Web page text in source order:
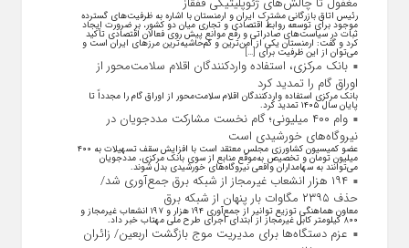
رئیس اتاق بازرگانی مشترک ایران و ارمنستان با اشاره به ظرفیت‌های گسترده
موجود برای توسعه روابط اقتصادی و تجاری میان دو کشور، بر ضرورت ایجاد
ثبات در سیاست‌های صادراتی و رفع موانع پیش روی فعالان اقتصادی تأکید
کرد و گفت: ارمنستان یکی از امن‌ترین و کم‌حاشیه‌ترین مرز‌های ایران است و
می‌توان از این ظرفیت برای […]
بانک مرکزی، استفاده واردکنندگان اقلام سلامت‌محور از
اوراق گام را تمدید کرد
بانک مرکزی استفاده واردکنندگان اقلام سلامت‌محور از اوراق گام را مجدداً تا
پایان سال ۱۴۰۵ تمدید کرد.
وام ۴۰۰ میلیونی؛ گام نخست مشارکت مددجویان در
نیروگاه‌های خورشیدی است
عضو کمیسیون کشاورزی مجلس معتقد است با افزایش سقف تسهیلات به ۴۰۰
میلیون تومان و تخصیص به‌موقع منابع از سوی بانک مرکزی، مددجویان
می‌توانند به سهامداران واقعی نیروگاه‌های خورشیدی بدل شوند.
۱۹۴ هزار انشعاب غیرمجاز از شبکه برق جمع‌آوری شد/
حذف ۲۳۹۵ مگاوات بار پنهان از شبکه برق
معاون هماهنگی توزیع توانیر از جمع‌آوری ۱۹۴ هزار و ۱۹۷ انشعاب غیرمجاز و
۸۰۰ کیلومتر کابل غیرمجاز از ابتدای اجرای طرح ملی مهتاب خبر داد.
عزم دستگاه‌ها برای مدیریت موج بازگشت اربعین/ زائران